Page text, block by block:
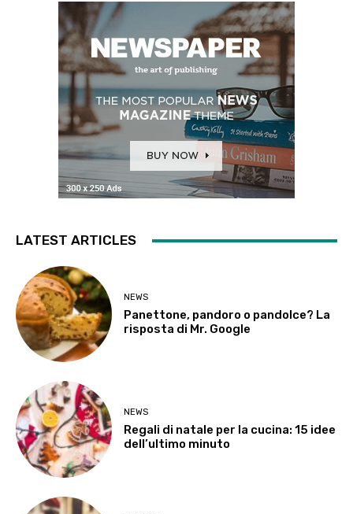
LATEST ARTICLES
NEWS
Panettone, pandoro o pandolce? La
risposta di Mr. Google
NEWS
Regali di natale per la cucina: 15 idee
dell’ultimo minuto